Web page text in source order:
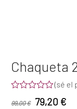
Chaqueta
Valorado
con
(sé el
99,00€
El
79,20 €